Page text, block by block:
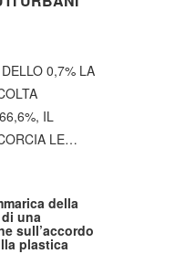
0,7% LA
IL
LE…
della
una
sull’accordo
plastica